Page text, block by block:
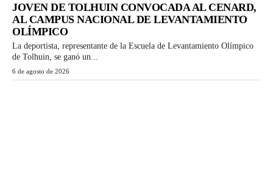
JOVEN DE TOLHUIN CONVOCADA AL CENARD,
AL CAMPUS NACIONAL DE LEVANTAMIENTO
OLÍMPICO
La deportista, representante de la Escuela de Levantamiento Olímpico
de Tolhuin, se ganó un...
6 de agosto de 2026